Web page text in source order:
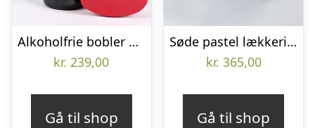
Alkoholfrie bobler og chokolade – Send blomster med Bloomit
kr. 239,00
Gå til shop
Søde pastel lækkerier – Send blomster med Bloomit
kr. 365,00
Gå til shop